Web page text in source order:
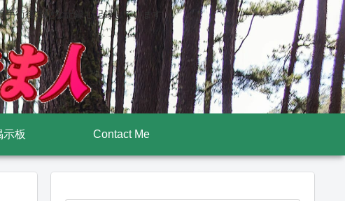
術後壮絶な記録も記録しています
示板 Contact Me